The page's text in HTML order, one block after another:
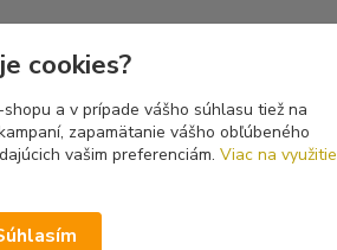
cookies?
a v prípade vášho súhlasu tiež na
zapamätanie vášho obľúbeného
vašim preferenciám. Viac na využitie